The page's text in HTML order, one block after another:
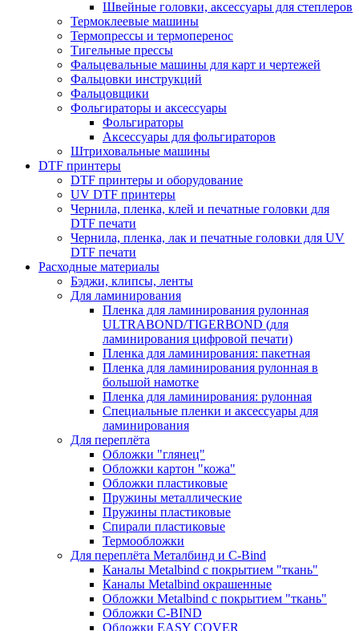
Швейные головки, аксессуары для степлеров
Термоклеевые машины
Термопрессы и термоперенос
Тигельные прессы
Фальцевальные машины для карт и чертежей
Фальцовки инструкций
Фальцовщики
Фольгираторы и аксессуары
Фольгираторы
Аксессуары для фольгираторов
Штриховальные машины
DTF принтеры
DTF принтеры и оборудование
UV DTF принтеры
Чернила, пленка, клей и печатные головки для
DTF печати
Чернила, пленка, лак и печатные головки для UV
DTF печати
Расходные материалы
Бэджи, клипсы, ленты
Для ламинирования
Пленка для ламинирования рулонная
ULTRABOND/TIGERBOND (для
ламинирования цифровой печати)
Пленка для ламинирования: пакетная
Пленка для ламинирования рулонная в
большой намотке
Пленка для ламинирования: рулонная
Специальные пленки и аксессуары для
ламинирования
Для переплёта
Обложки "глянец"
Обложки картон "кожа"
Обложки пластиковые
Пружины металлические
Пружины пластиковые
Спирали пластиковые
Термообложки
Для переплёта Металбинд и C-Bind
Каналы Metalbind с покрытием "ткань"
Каналы Metalbind окрашенные
Обложки Metalbind с покрытием "ткань"
Обложки C-BIND
Обложки EASY COVER